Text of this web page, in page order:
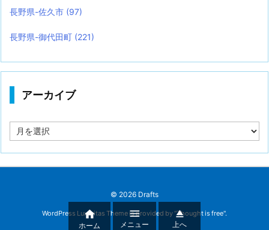
長野県-佐久市 (97)
長野県-御代田町 (221)
アーカイブ
ー
© 2026 Drafts
WordPress Luxeritas Theme is provided by "Thought is free".

ホーム

メニュー

上へ